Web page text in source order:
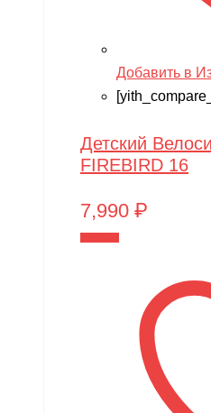
Добавить в
Детский
FIREBIRD 16
7,990 ₽